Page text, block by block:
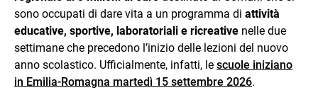
sono occupati di dare vita a un programma di attività
educative, sportive, laboratoriali e ricreative nelle due
settimane che precedono l’inizio delle lezioni del nuovo
anno scolastico. Ufficialmente, infatti, le scuole iniziano
in Emilia-Romagna martedì 15 settembre 2026.